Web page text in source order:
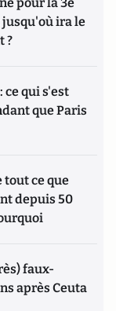
jusqu'où ira le
?
ce qui s'est
que Paris
tout ce que
depuis 50
faux-
après Ceuta